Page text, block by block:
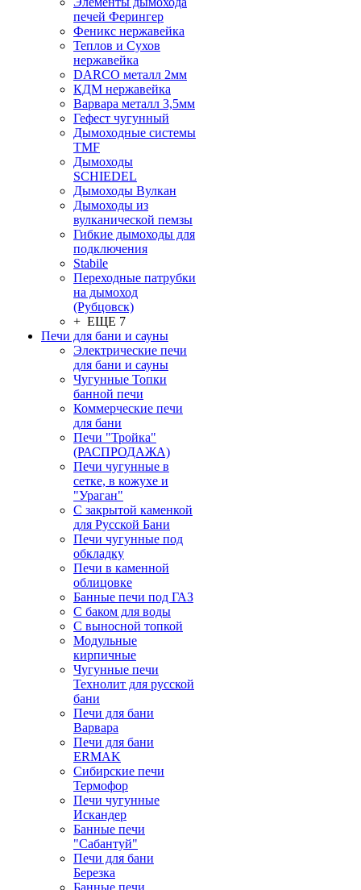
печей Ферингер
Феникс нержавейка
Теплов и Сухов
нержавейка
DARCO металл 2мм
КДМ нержавейка
Варвара металл 3,5мм
Гефест чугунный
Дымоходные системы
TMF
Дымоходы
SCHIEDEL
Дымоходы Вулкан
Дымоходы из
вулканической пемзы
Гибкие дымоходы для
подключения
Stabile
Переходные патрубки
на дымоход
(Рубцовск)
+ ЕЩЕ 7
Печи для бани и сауны
Электрические печи
для бани и сауны
Чугунные Топки
банной печи
Коммерческие печи
для бани
Печи "Тройка"
(РАСПРОДАЖА)
Печи чугунные в
сетке, в кожухе и
"Ураган"
С закрытой каменкой
для Русской Бани
Печи чугунные под
обкладку
Печи в каменной
облицовке
Банные печи под ГАЗ
С баком для воды
С выносной топкой
Модульные
кирпичные
Чугунные печи
Технолит для русской
бани
Печи для бани
Варвара
Печи для бани
ERMAK
Сибирские печи
Термофор
Печи чугунные
Искандер
Банные печи
"Сабантуй"
Печи для бани
Березка
Банные печи